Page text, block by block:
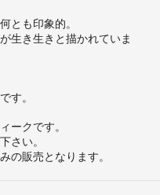
とも印象的。
生き生きと描かれていま
す。
ークです。
さい。
の販売となります。